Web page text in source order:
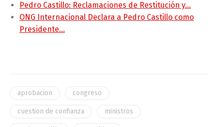
Pedro Castillo: Reclamaciones de Restitución y…
ONG Internacional Declara a Pedro Castillo como
Presidente…
aprobacion congreso
cuestion de confianza ministros